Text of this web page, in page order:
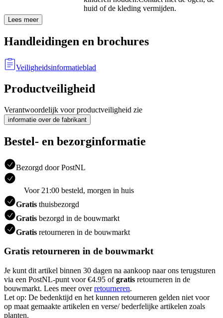
huid of de kleding vermijden.
Lees meer
Handleidingen en brochures
Veiligheidsinformatieblad
Productveiligheid
Verantwoordelijk voor productveiligheid zie
informatie over de fabrikant
Bestel- en bezorginformatie
Bezorgd door PostNL
Voor 21:00 besteld, morgen in huis
Gratis thuisbezorgd
Gratis bezorgd in de bouwmarkt
Gratis retourneren in de bouwmarkt
Gratis retourneren in de bouwmarkt
Je kunt dit artikel binnen 30 dagen na aankoop naar ons terugsturen
via een PostNL-punt voor €4.95 ofgratis retourneren in de
bouwmarkt. Lees meer overretourneren.
Let op: De bedenktijd en het kunnen retourneren gelden niet voor
op maat gemaakte artikelen en verse/ bederfelijke artikelen zoals
planten.